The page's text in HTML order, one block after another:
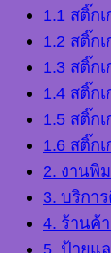
1.1 สติ๊ก
1.2 สติ๊ก
1.3 สติ๊ก
1.4 สติ๊ก
1.5 สติ๊ก
1.6 สติ๊ก
2. งานพิ
3. บริกา
4. ร้านค้
5. ป้ายแ